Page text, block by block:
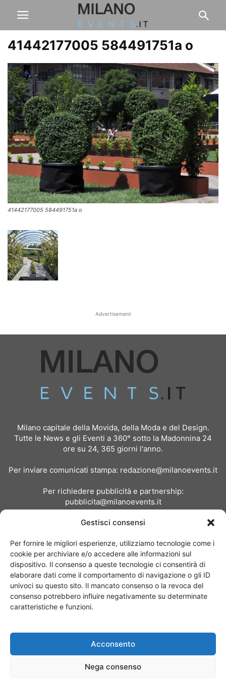
Gestisci consensi
Per fornire le migliori esperienze, utilizziamo tecnologie come i
cookie per archiviare e/o accedere alle informazioni sul
dispositivo. Il consenso a queste tecnologie ci consentirà di
elaborare dati come il comportamento di navigazione o gli ID
univoci su questo sito. Il mancato consenso o la revoca del
consenso potrebbero influire negativamente su determinate
caratteristiche e funzioni.
Acconsento
Nega consenso
41442177005 584491751a o
41442177005 584491751a o
Advertisement
Milano capitale della Movida, della Moda e del Design.
Tutte le News e gli Eventi a 360° sotto la Madonnina 24
ore su 24, 365 giorni l'anno.
Per inviare comunicati stampa: redazione@milanoevents.it
Per richiedere pubblicità e partnership:
pubblicita@milanoevents.it
Chi siamo I Nostri Clienti
© Copyright 2017 - MilanoEvents.it© managed by